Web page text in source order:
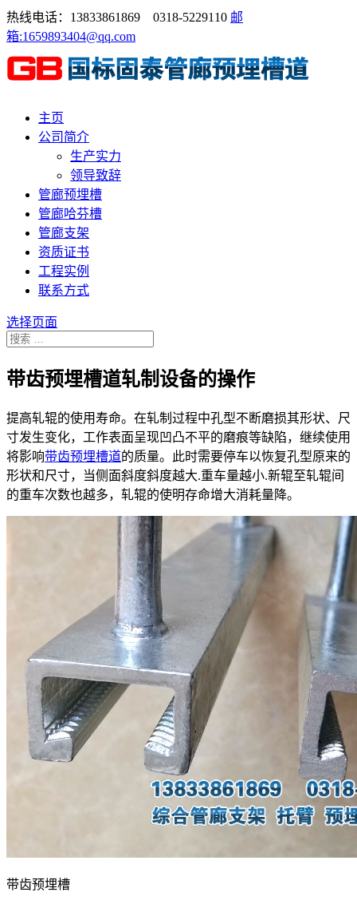
热线电话：13833861869 0318-5229110 邮
箱:1659893404@qq.com
主页
公司简介
生产实力
领导致辞
管廊预埋槽
管廊哈芬槽
管廊支架
资质证书
工程实例
联系方式
选择页面
带齿预埋槽道轧制设备的操作
提高轧辊的使用寿命。在轧制过程中孔型不断磨损其形状、尺
寸发生变化，工作表面呈现凹凸不平的磨痕等缺陷，继续使用
将影响带齿预埋槽道的质量。此时需要停车以恢复孔型原来的
形状和尺寸，当侧面斜度斜度越大.重车量越小.新辊至轧辊间
的重车次数也越多，轧辊的使明存命增大消耗量降。
带齿预埋槽